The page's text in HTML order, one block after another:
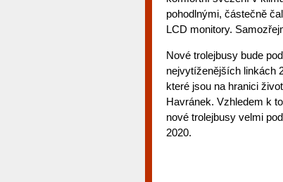
pohodlnými, částečně
LCD monitory.
Nové trolejbusy bude
nejvytíženějších linkách
které jsou na hranici
Havránek. Vzhledem k
nové trolejbusy velmi
2020.